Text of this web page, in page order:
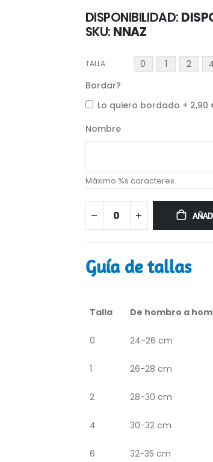
DISPONIBILIDAD:
SKU NNAZ
TALLA 0 1 2
Bordar?
Lo quiero bordado + 2,90
Nombre
Máximo %s caracteres.
Guía de tallas
Talla De hombro a
0 24-26 cm
1 26-28 cm
2 28-30 cm
4 30-32 cm
6 32-35 cm